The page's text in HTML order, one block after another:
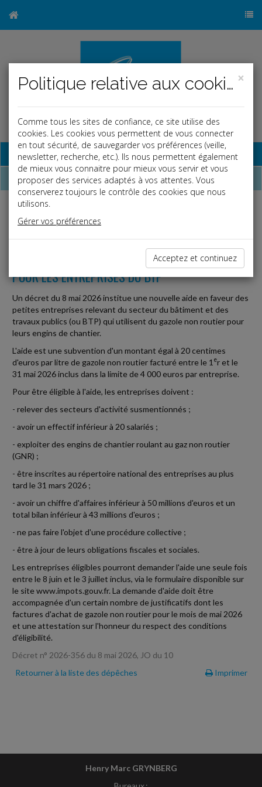
Base documentaire
Dépêches
Vie des affaires
Date: 2026-05-26
AIDE EXCEPTIONNELLE AU GAZOLE NON ROUTIER
POUR LES ENTREPRISES DU BTP
Un décret du 8 mai 2026 institue une nouvelle aide en faveur des
petites entreprises relevant du secteur du bâtiment et des
travaux publics (ou BTP) qui utilisent du gazole non routier pour
leurs engins de chantier.
L'aide est une subvention d'un montant égal à 20 centimes
d'euros par litre de gazole non routier facturé entre le 1 er et le
31 mai 2026 inclus dans la limite de 4 000 euros par entreprise.
Pour être éligible à l'aide, les entreprises doivent :
- relever des secteurs d'activité susmentionnés ;
- avoir un effectif inférieur à 20 salariés ;
- exploiter des engins de chantier roulant au gaz non routier
(GNR) ;
- être inscrites au répertoire national des entreprises au plus
tard le 31 mars 2026 ;
- avoir un chiffre d'affaires inférieur à 50 millions d'euros et un
total bilan inférieur à 43 millions d'euros ;
- ne pas faire l'objet d'une procédure collective ;
- être à jour de leurs obligations fiscales et sociales.
Les entreprises éligibles pourront demander l'aide une seule fois
entre le 8 juin et le 3 juillet inclus, via le formulaire disponible sur
le site www.impots.gouv.fr. La demande d'aide doit être
accompagnée d'un certain nombre de justificatifs dont les
factures d'achat de gazole non routier pour le mois de mai 2026
et une attestation sur l'honneur du respect des conditions
d'éligibilité.
Décret n° 2026-356 du 8 mai 2026, JO du 10
Retourner à la liste des dépêches
Imprimer
Henry Marc GRYNBERG
×
Politique relative aux cookies
Comme tous les sites de confiance, ce site utilise des
cookies. Les cookies vous permettent de vous connecter
en tout sécurité, de sauvegarder vos préférences (veille,
newsletter, recherche, etc.). Ils nous permettent également
de mieux vous connaitre pour mieux vous servir et vous
proposer des services adaptés à vos attentes. Vous
conserverez toujours le contrôle des cookies que nous
utilisons.
Gérer vos préférences
Acceptez et continuez